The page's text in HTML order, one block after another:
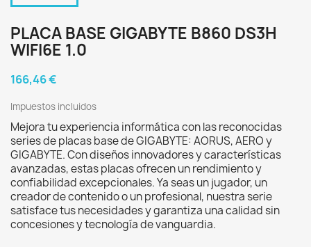
PLACA BASE GIGABYTE B860 DS3H
WIFI6E 1.0
166,46 €
Impuestos incluidos
Mejora tu experiencia informática con las reconocidas
series de placas base de GIGABYTE: AORUS, AERO y
GIGABYTE. Con diseños innovadores y características
avanzadas, estas placas ofrecen un rendimiento y
confiabilidad excepcionales. Ya seas un jugador, un
creador de contenido o un profesional, nuestra serie
satisface tus necesidades y garantiza una calidad sin
concesiones y tecnología de vanguardia.